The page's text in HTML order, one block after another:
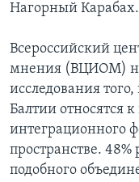
Нагорный Карабах.
Всероссийский
мнения (ВЦИОМ)
исследования
Балтии относятся
интеграционного
пространстве. 48%
подобного